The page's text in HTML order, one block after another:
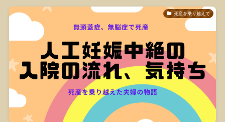
死産を乗り越えて